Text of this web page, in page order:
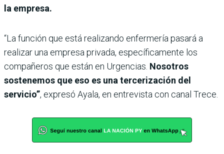
la empresa.
“La función que está realizando enfermería pasará a
realizar una empresa privada, específicamente los
compañeros que están en Urgencias. Nosotros
sostenemos que eso es una tercerización del
servicio”, expresó Ayala, en entrevista con canal Trece.